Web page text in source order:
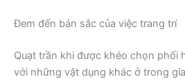
Đem đến bản sắc của việc trang trí
Quạt trần khi được khéo chọn phối
với những vật dụng khác ở trong